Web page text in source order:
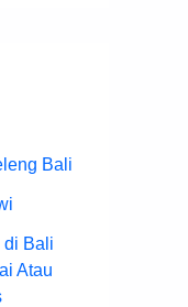
Bali
di Bali
Atau